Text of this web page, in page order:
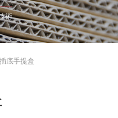
術
底手提盒